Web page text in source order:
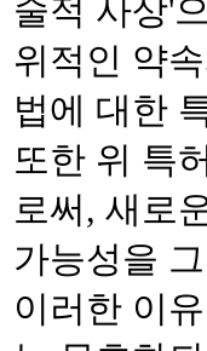
술적 사상'
위적인 약
법에 대한
또한 위 특
로써, 새로
가능성을
이러한 이